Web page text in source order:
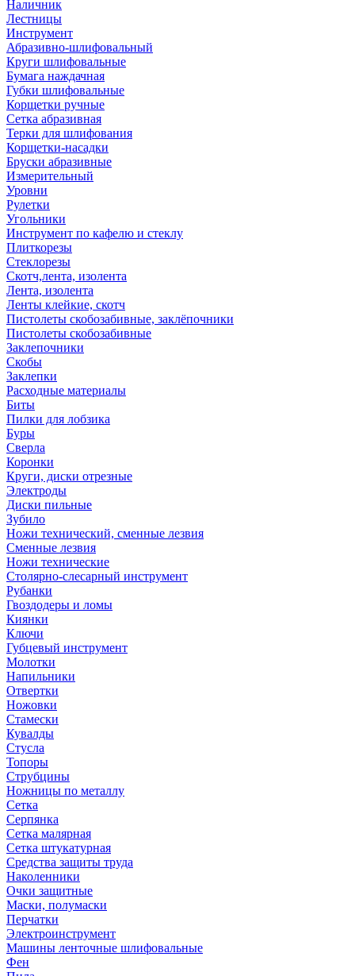
Наличник
Лестницы
Инструмент
Абразивно-шлифовальный
Круги шлифовальные
Бумага наждачная
Губки шлифовальные
Корщетки ручные
Сетка абразивная
Терки для шлифования
Корщетки-насадки
Бруски абразивные
Измерительный
Уровни
Рулетки
Угольники
Инструмент по кафелю и стеклу
Плиткорезы
Стеклорезы
Скотч,лента, изолента
Лента, изолента
Ленты клейкие, скотч
Пистолеты скобозабивные, заклёпочники
Пистолеты скобозабивные
Заклепочники
Скобы
Заклепки
Расходные материалы
Биты
Пилки для лобзика
Буры
Сверла
Коронки
Круги, диски отрезные
Электроды
Диски пильные
Зубило
Ножи технический, сменные лезвия
Сменные лезвия
Ножи технические
Столярно-слесарный инструмент
Рубанки
Гвоздодеры и ломы
Киянки
Ключи
Губцевый инструмент
Молотки
Напильники
Отвертки
Ножовки
Стамески
Кувалды
Стусла
Топоры
Струбцины
Ножницы по металлу
Сетка
Серпянка
Сетка малярная
Сетка штукатурная
Средства защиты труда
Наколенники
Очки защитные
Маски, полумаски
Перчатки
Электроинструмент
Машины ленточные шлифовальные
Фен